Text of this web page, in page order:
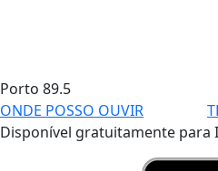
Porto 89.5
ONDE POSSO OUVIR
Disponível gratuitamente para